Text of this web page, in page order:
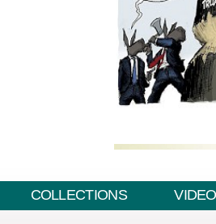
COLLECTIONS VIDEO